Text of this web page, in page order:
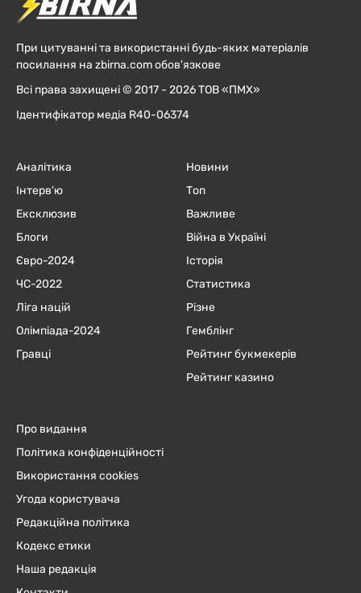
При цитуванні та використанні будь-яких матеріалів
посилання на zbirna.com обов'язкове
Всі права захищені © 2017 - 2026 ТОВ «ПМХ»
Ідентифікатор медіа R40-06374
Аналітика
Інтерв'ю
Ексклюзив
Блоги
Євро-2024
ЧC-2022
Ліга націй
Олімпіада-2024
Гравці
Новини
Топ
Важливе
Війна в Україні
Історія
Статистика
Різне
Гемблінг
Рейтинг букмекерів
Рейтинг казино
Про видання
Політика конфіденційності
Використання cookies
Угода користувача
Редакційна політика
Кодекс етики
Наша редакція